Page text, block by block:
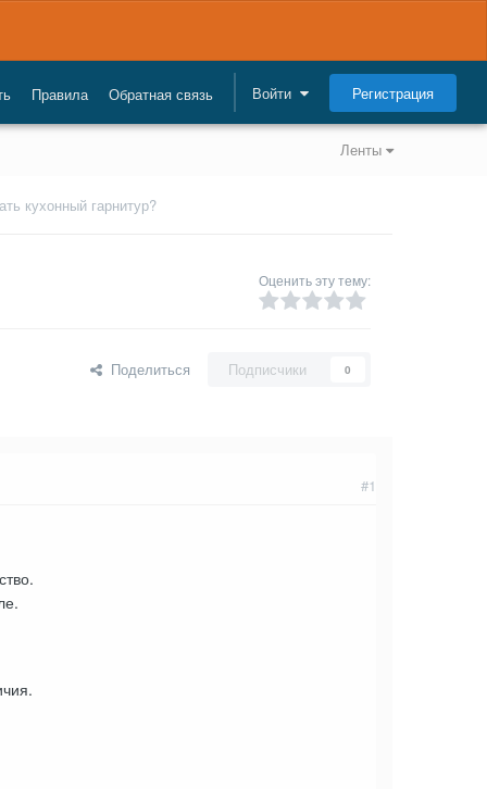
Правила Обратная связь Войти Регистрация
Ленты
кухонный гарнитур?
Оценить эту тему:
Поделиться Подписчики 0
#1